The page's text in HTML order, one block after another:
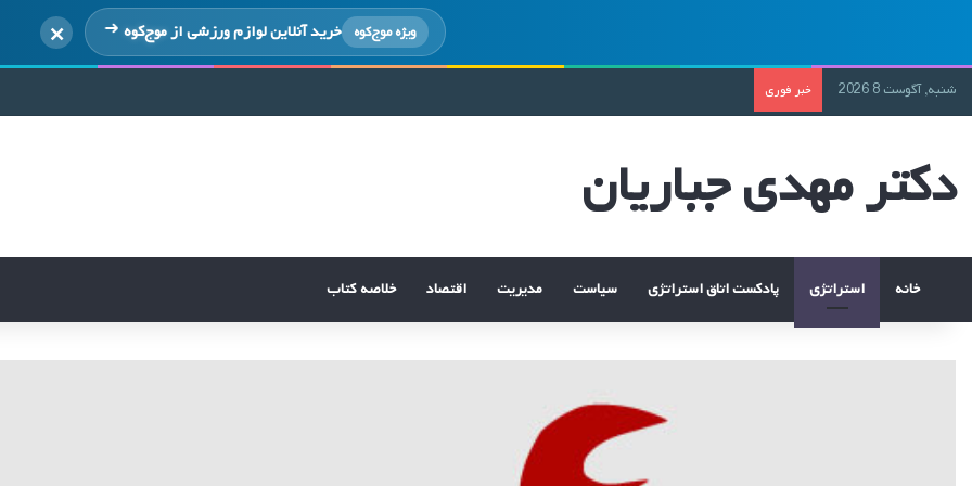
ویژه موج‌کوه خرید آنلاین لوازم ورزشی ازموج‌کوه ×
شنبه, آگوست 8 2026 خبر فوری
دکتر مهدی جباریان
خانه استراتژی پادکست اتاق استراتژی سیاست مدیریت اقتصاد خلاصه کتاب